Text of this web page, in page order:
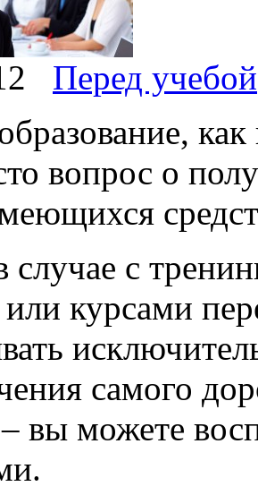
Перед учебой
вопрос о
случае с
курсами
самого
вы можете